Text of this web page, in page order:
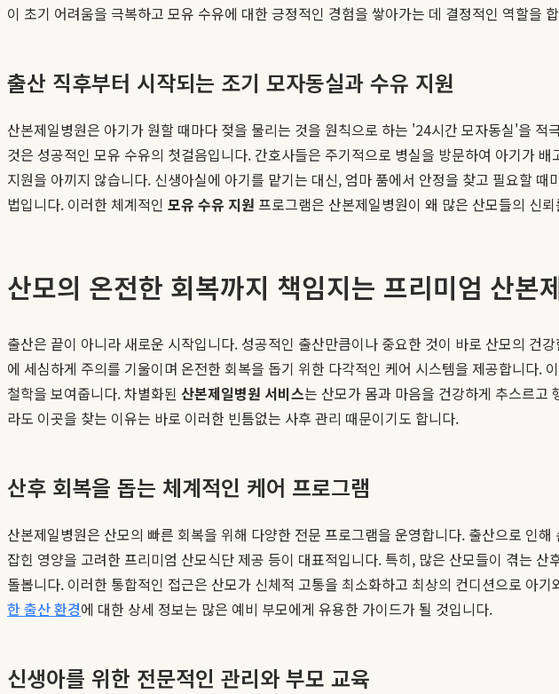
이 초기 어려움을 극복하고 모유 수유에 대한 긍정적인 경험을 쌓아가는 데 결정적인 역할을
출산 직후부터 시작되는 조기 모자동실과 수유 지원
산본제일병원은 아기가 원할 때마다 젖을 물리는 것을 원칙으로 하는 '24시간 모자동실'을
것은 성공적인 모유 수유의 첫걸음입니다. 간호사들은 주기적으로 병실을 방문하여 아기가
지원을 아끼지 않습니다. 신생아실에 아기를 맡기는 대신, 엄마 품에서 안정을 찾고 필요할
법입니다. 이러한 체계적인 모유 수유 지원 프로그램은 산본제일병원이 왜 많은 산모들의 신
산모의 온전한 회복까지 책임지는 프리미엄 산본
출산은 끝이 아니라 새로운 시작입니다. 성공적인 출산만큼이나 중요한 것이 바로 산모의
에 세심하게 주의를 기울이며 온전한 회복을 돕기 위한 다각적인 케어 시스템을 제공합니다.
철학을 보여줍니다. 차별화된 산본제일병원 서비스는 산모가 몸과 마음을 건강하게 추스르고
라도 이곳을 찾는 이유는 바로 이러한 빈틈없는 사후 관리 때문이기도 합니다.
산후 회복을 돕는 체계적인 케어 프로그램
산본제일병원은 산모의 빠른 회복을 위해 다양한 전문 프로그램을 운영합니다. 출산으로 인
잡힌 영양을 고려한 프리미엄 산모식단 제공 등이 대표적입니다. 특히, 많은 산모들이 겪는
돌봅니다. 이러한 통합적인 접근은 산모가 신체적 고통을 최소화하고 최상의 컨디션으로 아
한 출산 환경에 대한 상세 정보는 많은 예비 부모에게 유용한 가이드가 될 것입니다.
신생아를 위한 전문적인 관리와 부모 교육